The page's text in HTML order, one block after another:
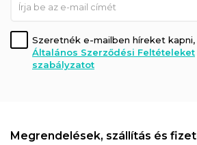
Szeretnék e-mailben híreket
Általános Szerződési Feltételeket
szabályzatot
Megrendelések, szállítás és